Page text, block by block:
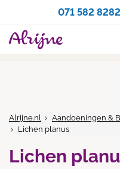
071 582 8282
Alrijne.nl Aandoeningen &
Lichen planus
Lichen